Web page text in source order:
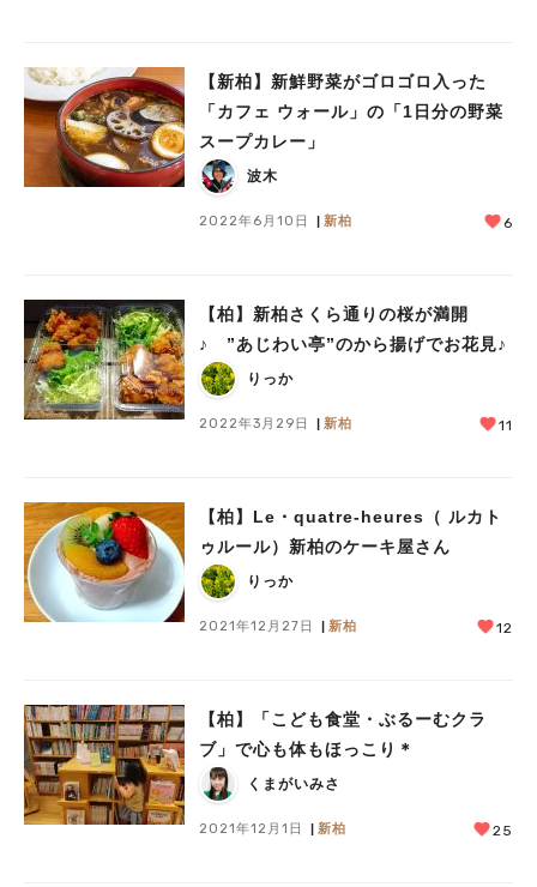
【新柏】新鮮野菜がゴロゴロ入った
「カフェ ウォール」の「1日分の野菜
スープカレー」
波木
2022年6月10日 新柏 6
【柏】新柏さくら通りの桜が満開
♪ ”あじわい亭”のから揚げでお花見♪
りっか
2022年3月29日 新柏 11
【柏】Le・quatre-heures（ ルカト
ゥルール）新柏のケーキ屋さん
りっか
2021年12月27日 新柏 12
【柏】「こども食堂・ぶるーむクラ
ブ」で心も体もほっこり＊
くまがいみさ
2021年12月1日 新柏 25